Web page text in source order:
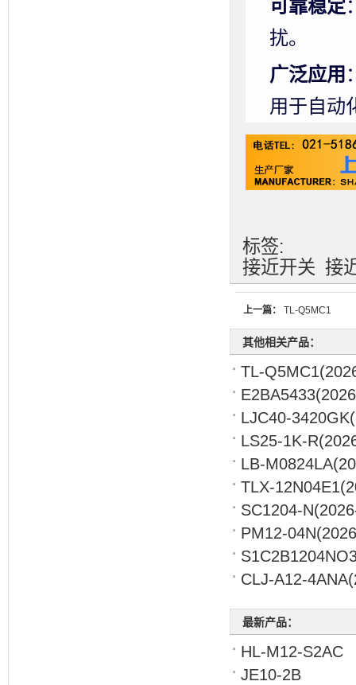
可靠稳定
扰。
广泛应用
用于自动
标签:
接近开关 接
上一篇： TL-Q5MC1
其他相关产品：
TL-Q5MC1
E2BA5433
LJC40-3420GK
LS25-1K-R
LB-M0824LA
TLX-12N04E1
SC1204-N
PM12-04N
CLJ-A12-4ANA
最新产品：
HL-M12-S2AC
JE10-2B